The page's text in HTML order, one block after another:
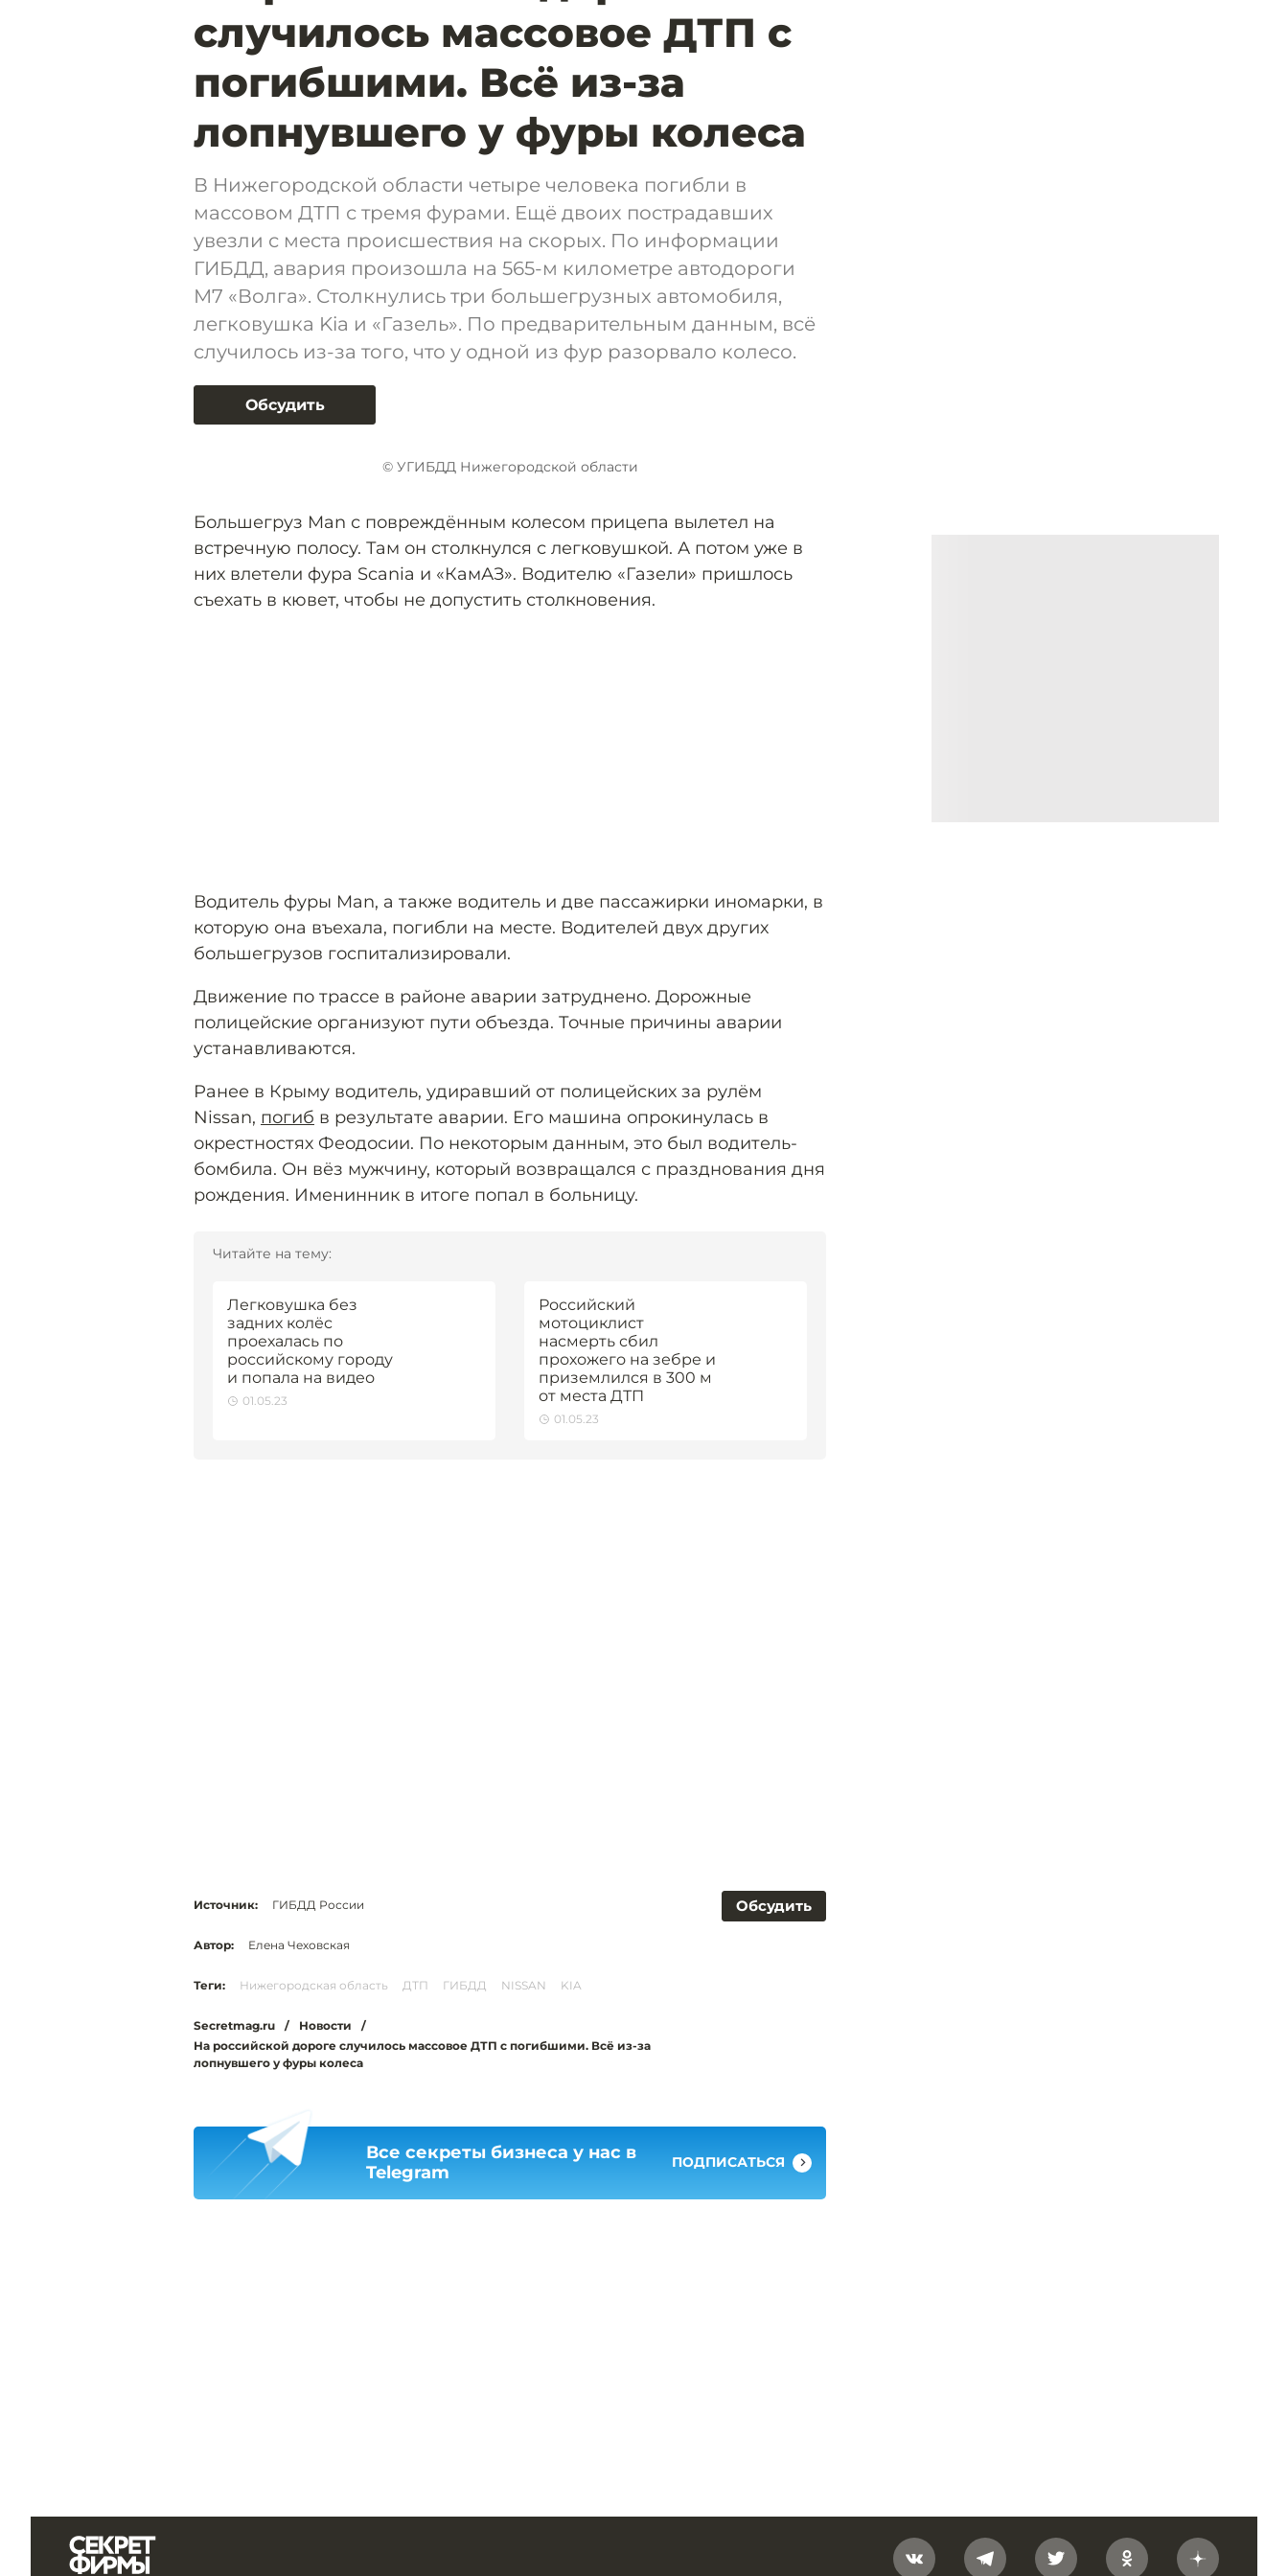
случилось массовое ДТП с
погибшими. Всё из-за
лопнувшего у фуры колеса
В Нижегородской области четыре человека погибли в
массовом ДТП с тремя фурами. Ещё двоих пострадавших
увезли с места происшествия на скорых. По информации
ГИБДД, авария произошла на 565-м километре автодороги
М7 «Волга». Столкнулись три большегрузных автомобиля,
легковушка Kia и «Газель». По предварительным данным, всё
случилось из-за того, что у одной из фур разорвало колесо.
Обсудить
© УГИБДД Нижегородской области
Большегруз Man с повреждённым колесом прицепа вылетел на
встречную полосу. Там он столкнулся с легковушкой. А потом уже в
них влетели фура Scania и «КамАЗ». Водителю «Газели» пришлось
съехать в кювет, чтобы не допустить столкновения.
Водитель фуры Man, а также водитель и две пассажирки иномарки, в
которую она въехала, погибли на месте. Водителей двух других
большегрузов госпитализировали.
Движение по трассе в районе аварии затруднено. Дорожные
полицейские организуют пути объезда. Точные причины аварии
устанавливаются.
Ранее в Крыму водитель, удиравший от полицейских за рулём
Nissan, погиб в результате аварии. Его машина опрокинулась в
окрестностях Феодосии. По некоторым данным, это был водитель-
бомбила. Он вёз мужчину, который возвращался с празднования дня
рождения. Именинник в итоге попал в больницу.
Читайте на тему:
Легковушка без
задних колёс
проехалась по
российскому городу
и попала на видео
01.05.23
Российский
мотоциклист
насмерть сбил
прохожего на зебре и
приземлился в 300 м
от места ДТП
01.05.23
Обсудить
Источник: ГИБДД России
Автор: Елена Чеховская
Теги: Нижегородская область ДТП ГИБДД NISSAN KIA
Secretmag.ru / Новости
/
На российской дороге случилось массовое ДТП с погибшими. Всё из-за
лопнувшего у фуры колеса
Все секреты бизнеса у нас в
Telegram
ПОДПИСАТЬСЯ